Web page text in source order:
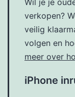
verkopen?
veilig
volgen en
meer over
iPhone